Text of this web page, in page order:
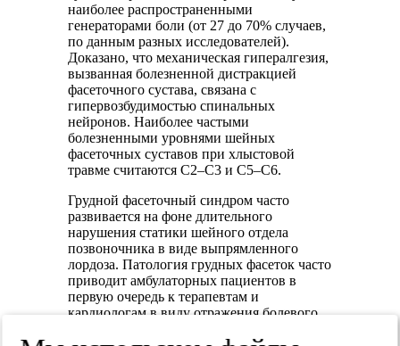
наиболее распространенными
генераторами боли (от 27 до 70% случаев,
по данным разных исследователей).
Доказано, что механическая гипералгезия,
вызванная болезненной дистракцией
фасеточного сустава, связана с
гипервозбудимостью спинальных
нейронов. Наиболее частыми
болезненными уровнями шейных
фасеточных суставов при хлыстовой
травме считаются C2–C3 и C5–C6.
Грудной фасеточный синдром часто
развивается на фоне длительного
нарушения статики шейного отдела
позвоночника в виде выпрямленного
лордоза. Патология грудных фасеток часто
приводит амбулаторных пациентов в
первую очередь к терапевтам и
кардиологам в виду отражения болевого